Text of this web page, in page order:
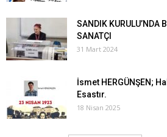
SANDIK KURULU’NDA
SANATÇI
31 Mart 2024
İsmet HERGÜNŞEN;
Esastır.
18 Nisan 2025